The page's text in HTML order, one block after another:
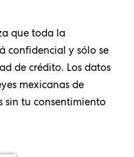
que toda la
confidencial y sólo se
de crédito. Los datos
mexicanas de
sin tu consentimiento